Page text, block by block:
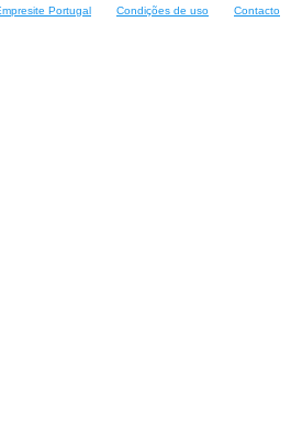
Portugal Condições de uso Contacto